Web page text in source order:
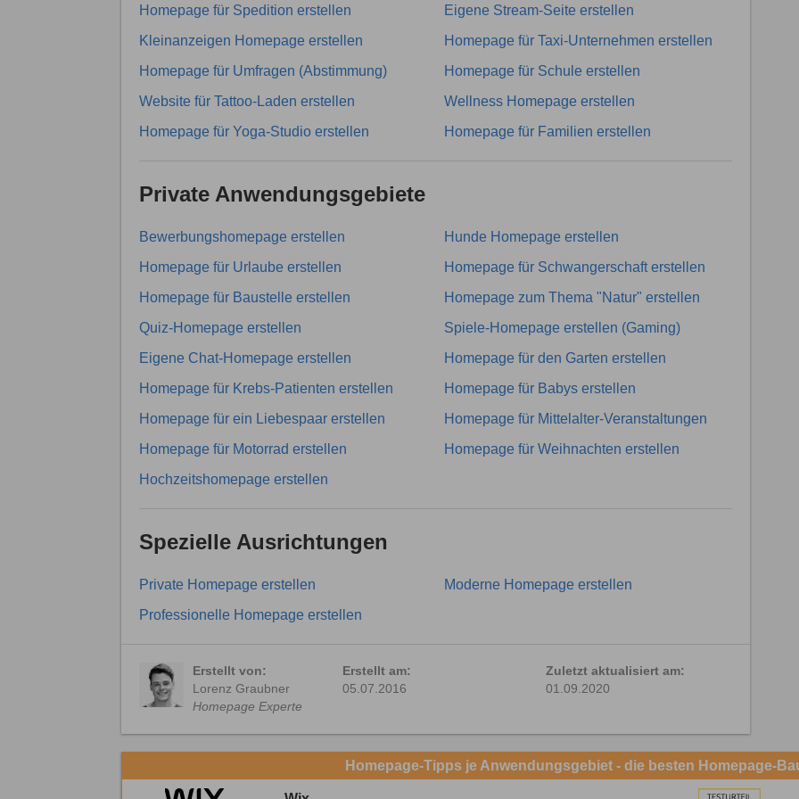
Homepage für Spedition erstellen
Eigene Stream-Seite erstellen
Kleinanzeigen Homepage erstellen
Homepage für Taxi-Unternehmen erstellen
Homepage für Umfragen (Abstimmung)
Homepage für Schule erstellen
Website für Tattoo-Laden erstellen
Wellness Homepage erstellen
Homepage für Yoga-Studio erstellen
Homepage für Familien erstellen
Private Anwendungsgebiete
Bewerbungshomepage erstellen
Hunde Homepage erstellen
Homepage für Urlaube erstellen
Homepage für Schwangerschaft erstellen
Homepage für Baustelle erstellen
Homepage zum Thema "Natur" erstellen
Quiz-Homepage erstellen
Spiele-Homepage erstellen (Gaming)
Eigene Chat-Homepage erstellen
Homepage für den Garten erstellen
Homepage für Krebs-Patienten erstellen
Homepage für Babys erstellen
Homepage für ein Liebespaar erstellen
Homepage für Mittelalter-Veranstaltungen
Homepage für Motorrad erstellen
Homepage für Weihnachten erstellen
Hochzeitshomepage erstellen
Spezielle Ausrichtungen
Private Homepage erstellen
Moderne Homepage erstellen
Professionelle Homepage erstellen
Erstellt von:
Lorenz Graubner
Homepage Experte
Erstellt am:
05.07.2016
Zuletzt aktualisiert am:
01.09.2020
Homepage-Tipps je Anwendungsgebiet - die besten Homepage-